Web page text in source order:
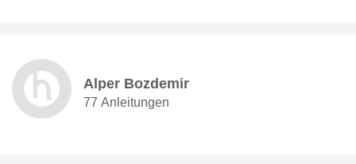
Alper Bozdemir
77 Anleitungen